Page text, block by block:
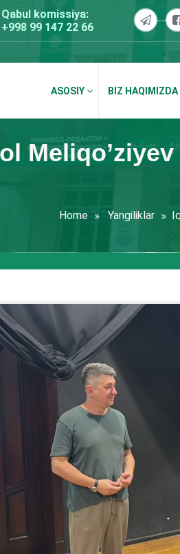
Qabul komissiya:
+998 99 147 22 66
ASOSIY BIZ HAQIMIZDA
Home Yangiliklar